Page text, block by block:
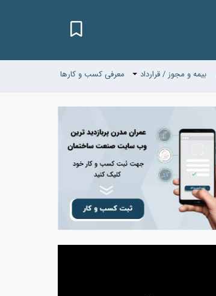
بیمه و مجوز / قرارداد معرفی کسب و کارها